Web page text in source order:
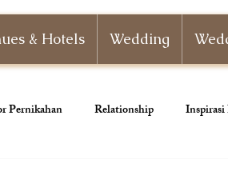
& Hotels Wedding
Pernikahan Relationship